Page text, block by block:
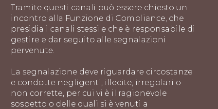
Tramite questi canali può essere chiesto un
incontro alla Funzione di Compliance, che
presidia i canali stessi e che è responsabile di
gestire e dar seguito alle segnalazioni
pervenute.
La segnalazione deve riguardare circostanze
e condotte negligenti, illecite, irregolari o
non corrette, per cui vi è il ragionevole
sospetto o delle quali si è venuti a